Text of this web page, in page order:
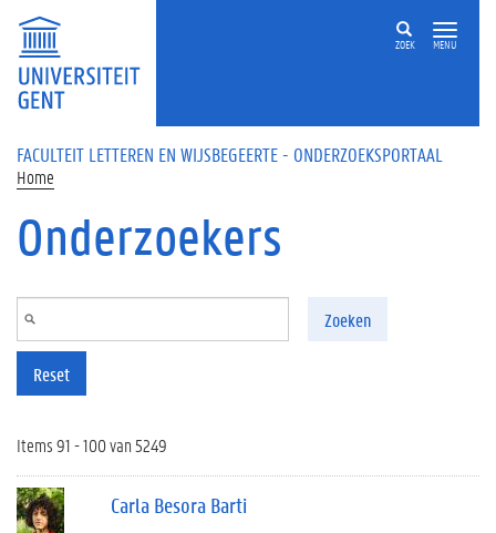
Overslaan en naar de inhoud gaan
ZOEK MENU
FACULTEIT LETTEREN EN WIJSBEGEERTE - ONDERZOEKSPORTAAL
Home
Onderzoekers
Zoeken
Reset
Items 91 - 100 van 5249
Carla Besora Barti